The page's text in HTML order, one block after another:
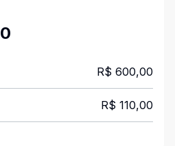
R$ 600,00
R$ 110,00